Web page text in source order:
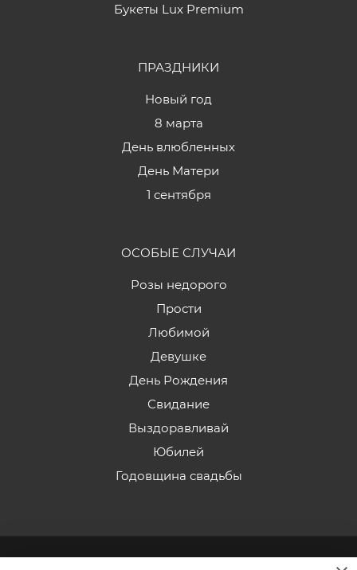
Букеты Lux Premium
ПРАЗДНИКИ
Новый год
8 марта
День влюбленных
День Матери
1 сентября
ОСОБЫЕ СЛУЧАИ
Розы недорого
Прости
Любимой
Девушке
День Рождения
Свидание
Выздоравливай
Юбилей
Годовщина свадьбы
2026 © «Эдельвейс» - Интернет-магазин доставки